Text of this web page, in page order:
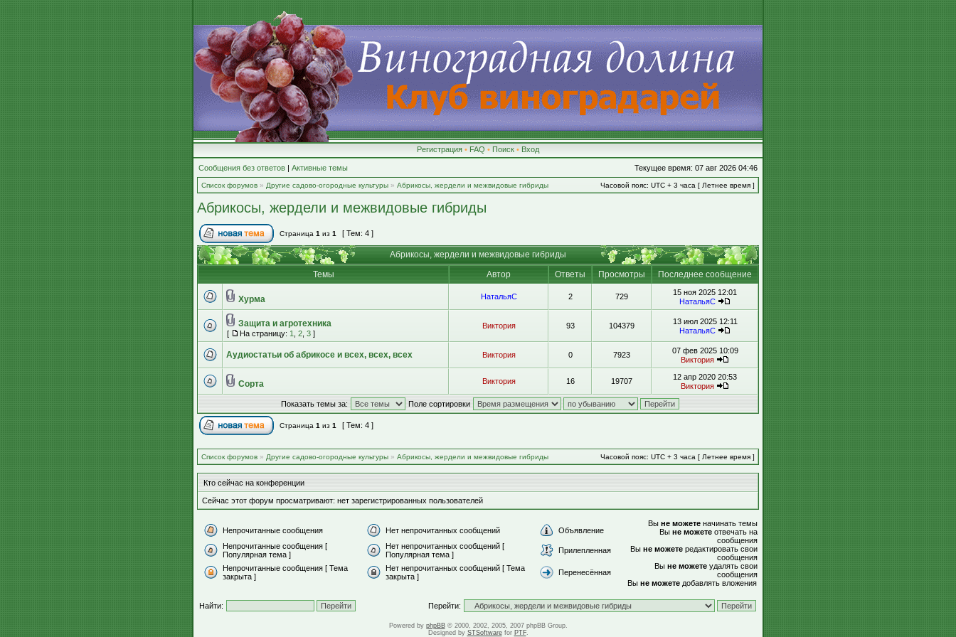
Регистрация • FAQ • Поиск • Вход
Сообщения без ответов | Активные темы Текущее время: 07 авг 2026 04:46
Список форумов » Другие садово-огородные культуры » Абрикосы, жердели и межвидовые гибриды Часовой пояс: UTC + 3 часа [ Летнее время ]
Абрикосы, жердели и межвидовые гибриды
Страница 1 из 1 [ Тем: 4 ]
Абрикосы, жердели и межвидовые гибриды
Темы
Автор Ответы Просмотры Последнее сообщение
Хурма НатальяС 2 729
15 ноя 2025 12:01
НатальяС
Защита и агротехника
[ На страницу: 1 2 3 ]
Виктория 93 104379
13 июл 2025 12:11
НатальяС
Аудиостатьи об абрикосе и всех, всех, всех Виктория 0 7923
07 фев 2025 10:09
Виктория
Сорта Виктория 16 19707
12 апр 2020 20:53
Виктория
Показать темы за: Поле сортировки
Страница 1 из 1 [ Тем: 4 ]
Список форумов » Другие садово-огородные культуры » Абрикосы, жердели и межвидовые гибриды Часовой пояс: UTC + 3 часа [ Летнее время ]
Кто сейчас на конференции
Сейчас этот форум просматривают: нет зарегистрированных пользователей
Непрочитанные сообщения Нет непрочитанных сообщений
Объявление
Непрочитанные сообщения [
Популярная тема ]
Нет непрочитанных сообщений [
Популярная тема ]
Прилепленная
Непрочитанные сообщения [ Тема
закрыта ]
Нет непрочитанных сообщений [ Тема
закрыта ]
Перенесённая
Вы не можете начинать темы
Вы не можете отвечать на
сообщения
Вы не можете редактировать свои
сообщения
Вы не можете удалять свои
сообщения
Вы не можете добавлять вложения
Найти: Перейти:
Powered by phpBB© 2000, 2002, 2005, 2007 phpBB Group.
Designed by STSoftwarefor PTF.